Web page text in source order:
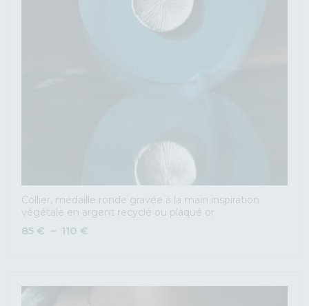
Collier, médaille ronde gravée à la main inspiration
végétale en argent recyclé ou plaqué or.
85 € – 110 €